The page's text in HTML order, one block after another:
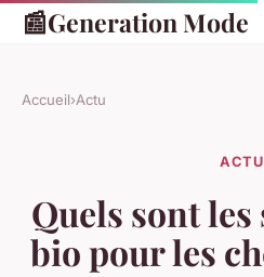
📰Generation Mode
Accueil›Actu
ACTU
Quels sont
bio pour les